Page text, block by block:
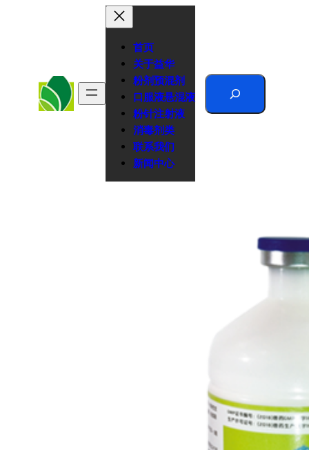
首页
关于益华
粉剂预混剂
口服液悬混液
粉针注射液
消毒剂类
联系我们
新闻中心
Search